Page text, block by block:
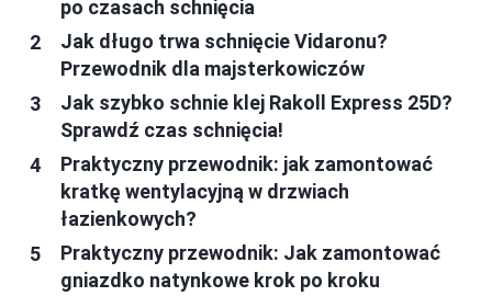
po czasach schnięcia
Jak długo trwa schnięcie Vidaronu?
Przewodnik dla majsterkowiczów
Jak szybko schnie klej Rakoll Express 25D?
Sprawdź czas schnięcia!
Praktyczny przewodnik: jak zamontować
kratkę wentylacyjną w drzwiach
łazienkowych?
Praktyczny przewodnik: Jak zamontować
gniazdko natynkowe krok po kroku